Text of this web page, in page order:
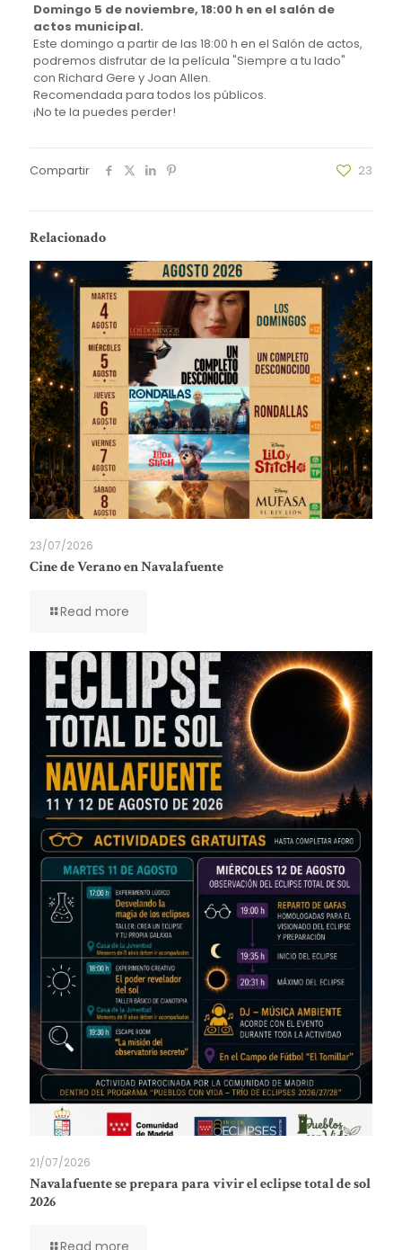
Domingo 5 de noviembre, 18:00 h en el salón de
actos municipal.
Este domingo a partir de las 18:00 h en el Salón de actos,
podremos disfrutar de la película "Siempre a tu lado"
con Richard Gere y Joan Allen.
Recomendada para todos los públicos.
¡No te la puedes perder!
Compartir 23
Relacionado
23/07/2026
Cine de Verano en Navalafuente
Read more
21/07/2026
Navalafuente se prepara para vivir el eclipse total de sol
2026
Read more